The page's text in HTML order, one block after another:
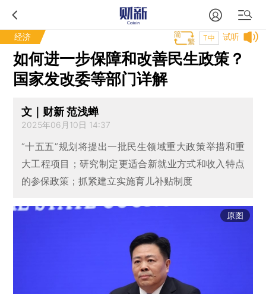
经济 试听
T中
如何进一步保障和改善民生政策？
国家发改委等部门详解
文｜财新 范浅蝉
2025年06月10日 14:37
“十五五”规划将提出一批民生领域重大政策举措和重
大工程项目；研究制定更适合新就业方式和收入特点
的参保政策；抓紧建立实施育儿补贴制度
原图